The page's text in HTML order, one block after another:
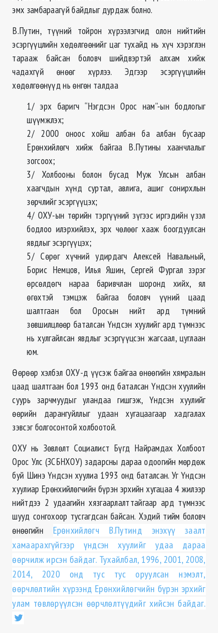
эмх замбараагүй байдлыг дурдаж болно.
В.Путин, түүний тойрон хүрээлэгчид олон нийтийн
эсэргүүцлийн хөдөлгөөнийг цаг тухайд нь хүч хэрэглэн
тарааж байсан боловч шийдвэртэй алхам хийж
чадахгүй өнөөг хүрлээ. Эдгээр эсэргүүцлийн
хөдөлгөөнүүд нь өнгөн талдаа
1/ эрх баригч “Нэгдсэн Орос нам”-ын бодлогыг
шүүмжлэх;
2/ 2000 оноос хойш албан ба албан бусаар
Ерөнхийлөгч хийж байгаа В.Путины хаанчлалыг
зогсоох;
3/ Холбооны болон бусад Муж Улсын албан
хаагчдын хүнд суртал, авлига, ашиг сонирхлын
зөрчлийг эсэргүүцэх;
4/ ОХУ-ын төрийн тэргүүний зүгээс иргэдийн үзэл
бодлоо илэрхийлэх, эрх чөлөөг хааж боогдуулсан
явдлыг эсэргүүцэх;
5/ Сөрөг хүчний удирдагч Алексей Навальный,
Борис Немцов, Илья Яшин, Сергей Фургал зэрэг
өрсөлдөгч нараа баривчлан шоронд хийх, ял
өгөхтэй тэмцэж байгаа боловч үүний цаад
шалтгаан бол Оросын нийт ард түмний
зөвшилцлөөр баталсан Үндсэн хуулийг ард түмнээс
нь хулгайлсан явдлыг эсэргүүцсэн жагсаал, цуглаан
юм.
Өөрөөр хэлбэл ОХУ-д үүсэж байгаа өнөөгийн хямралын
цаад шалтгаан бол 1993 онд баталсан Үндсэн хуулийн
суурь зарчмуудыг уландаа гишгэж, Үндсэн хуулийг
өөрийн дарангуйллыг удаан хугацаагаар хадгалах
зэвсэг болгосонтой холбоотой.
ОХУ нь Зөвлөлт Социалист Бүгд Найрамдах Холбоот
Орос Улс (ЗСБНХОУ) задарсны дараа одоогийн мөрдөж
буй Шинэ Үндсэн хуулиа 1993 онд баталсан. Уг Үндсэн
хуулиар Ерөнхийлөгчийн бүрэн эрхийн хугацаа 4 жилээр
нийтдээ 2 удаагийн хязгаарлалттайгаар ард түмнээс
шууд сонгохоор тусгагдсан байсан. Хэдий тийм боловч
өнөөгийн Ерөнхийлөгч В.Путинд энэхүү заалт
хамаарахгүйгээр үндсэн хуулийг удаа дараа
өөрчилж ирсэн байдаг. Тухайлбал, 1996, 2001, 2008,
2014, 2020 онд тус тус оруулсан нэмэлт,
өөрчлөлтийн хүрээнд Ерөнхийлөгчийн бүрэн эрхийг
улам төвлөрүүлсэн өөрчлөлтүүдийг хийсэн байдаг.